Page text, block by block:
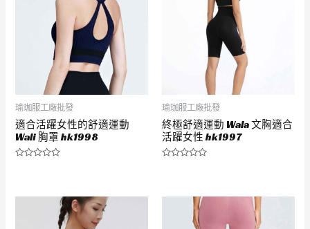
瑜珈服工廠批發
適合活躍女性的舒適運動
Wali 胸罩 hk1998
分
瑜珈服工廠批發
終極舒適運動 Wala 文胸適合
活躍女性 hk1997
分